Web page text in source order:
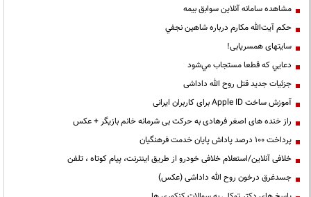
مشاهده سامانه آنلاين سوابق بیمه
حكم آيت‌الله مكارم درباره شاهين نجفي
سایتهای همسریابی!
دعايي كه قطعا مستجاب مي‌شود
جزئیات جدید قتل روح الله داداشی
آموزش ساخت Apple ID برای کاربران ایرانی
راز خنده های اصغر فرهادی به حرکت بی شرمانه خانم بازیگر + عکس
پرداخت ۱۰۰ درصد پاداش پایان خدمت فرهنگیان
خلافی آنلاین/استعلام خلافی خودرو از طریق اینترنت، پیام کوتاه ، تلفن
جسدغرق درخون روح الله داداشی (عکس)